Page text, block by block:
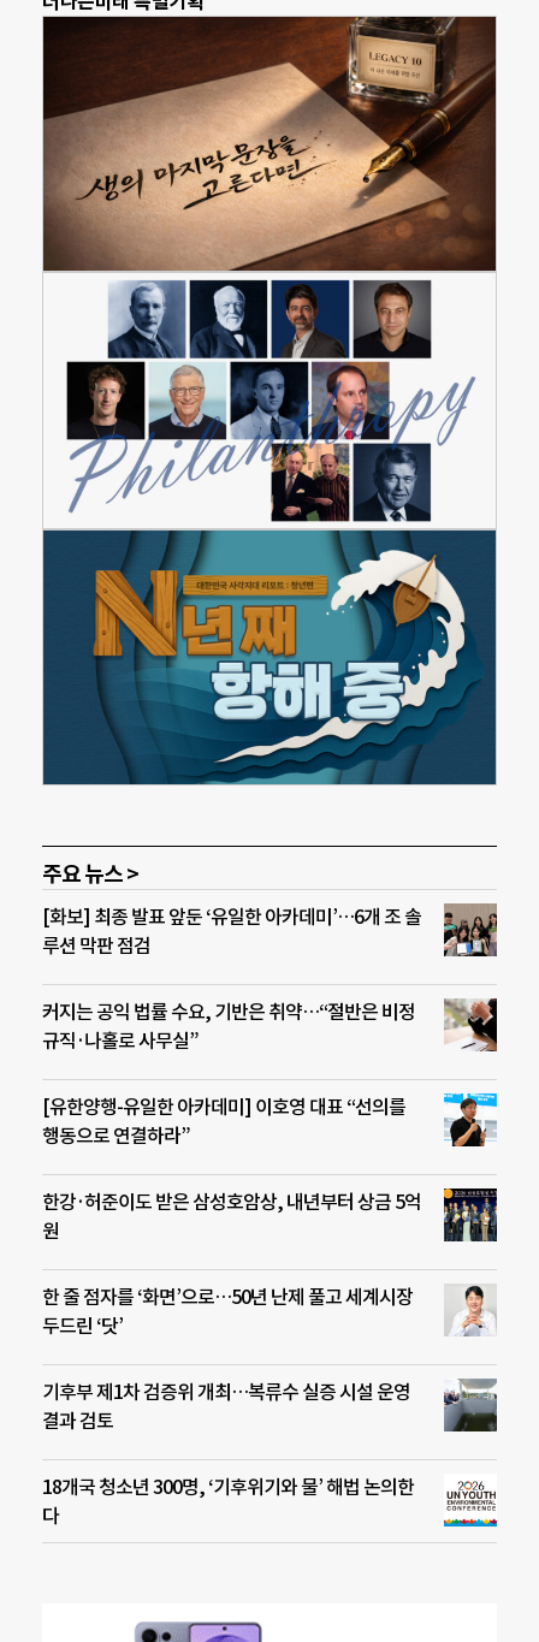
주요 뉴스 >
[화보] 최종 발표 앞둔 ‘유일한 아카데미’…6개 조 솔
루션 막판 점검
커지는 공익 법률 수요, 기반은 취약…“절반은 비정
규직·나홀로 사무실”
[유한양행-유일한 아카데미] 이호영 대표 “선의를
행동으로 연결하라”
한강·허준이도 받은 삼성호암상, 내년부터 상금 5억
원
한 줄 점자를 ‘화면’으로…50년 난제 풀고 세계시장
두드린 ‘닷’
기후부 제1차 검증위 개최…복류수 실증 시설 운영
결과 검토
18개국 청소년 300명, ‘기후위기와 물’ 해법 논의한
다